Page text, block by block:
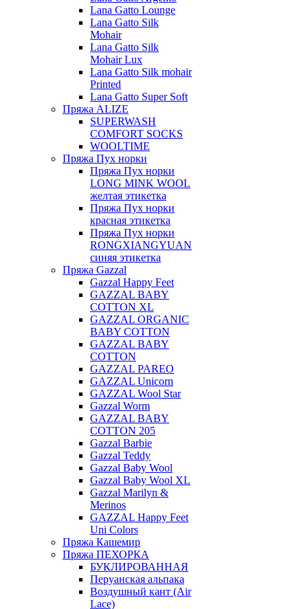
Lana Gatto Lounge
Lana Gatto Silk
Mohair
Lana Gatto Silk
Mohair Lux
Lana Gatto Silk mohair
Printed
Lana Gatto Super Soft
Пряжа ALIZE
SUPERWASH
COMFORT SOCKS
WOOLTIME
Пряжа Пух норки
Пряжа Пух норки
LONG MINK WOOL
желтая этикетка
Пряжа Пух норки
красная этикетка
Пряжа Пух норки
RONGXIANGYUAN
синяя этикетка
Пряжа Gazzal
Gazzal Happy Feet
GAZZAL BABY
COTTON XL
GAZZAL ORGANIC
BABY COTTON
GAZZAL BABY
COTTON
GAZZAL PAREO
GAZZAL Unicorn
GAZZAL Wool Star
Gazzal Worm
GAZZAL BABY
COTTON 205
Gazzal Barbie
Gazzal Teddy
Gazzal Baby Wool
Gazzal Baby Wool XL
Gazzal Marilyn &
Merinos
GAZZAL Happy Feet
Uni Colors
Пряжа Кашемир
Пряжа ПЕХОРКА
БУКЛИРОВАННАЯ
Перуанская альпака
Воздушный кант (Air
Lace)